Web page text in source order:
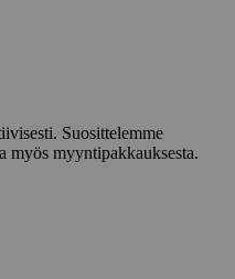
Suosittelemme
myös myyntipakkauksesta.